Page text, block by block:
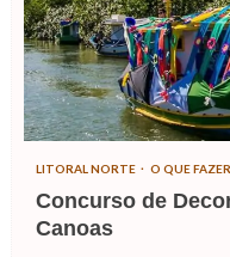
LITORAL NORTE O QUE
Concurso de
Canoas